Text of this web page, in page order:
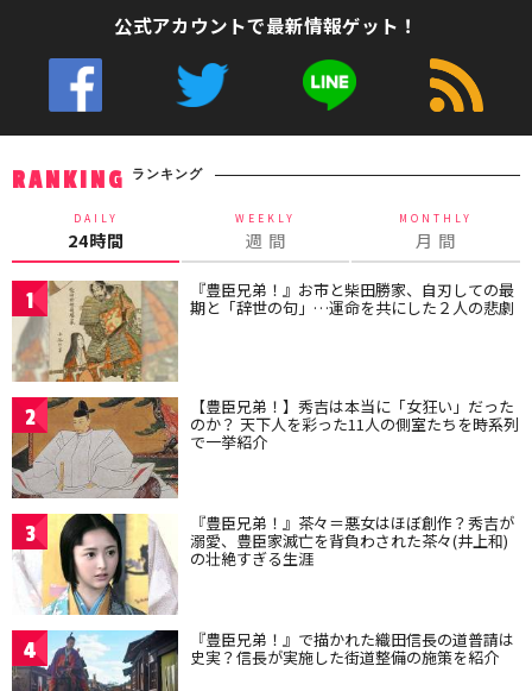
公式アカウントで最新情報ゲット！
RANKING ランキング
DAILY
24時間
WEEKLY
週 間
MONTHLY
月 間
1 『豊臣兄弟！』お市と柴田勝家、自刃しての最
期と「辞世の句」…運命を共にした２人の悲劇
2 【豊臣兄弟！】秀吉は本当に「女狂い」だった
のか？ 天下人を彩った11人の側室たちを時系列
で一挙紹介
3 『豊臣兄弟！』茶々＝悪女はほぼ創作？秀吉が
溺愛、豊臣家滅亡を背負わされた茶々(井上和)
の壮絶すぎる生涯
4 『豊臣兄弟！』で描かれた織田信長の道普請は
史実？信長が実施した街道整備の施策を紹介